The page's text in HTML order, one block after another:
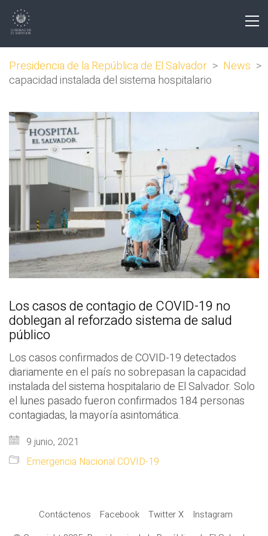
Presidencia de la República de El Salvador > News >
capacidad instalada del sistema hospitalario
Los casos de contagio de COVID-19 no
doblegan al reforzado sistema de salud
público
Los casos confirmados de COVID-19 detectados
diariamente en el país no sobrepasan la capacidad
instalada del sistema hospitalario de El Salvador. Solo
el lunes pasado fueron confirmados 184 personas
contagiadas, la mayoría asintomática.
9 junio, 2021
Emergencia Nacional COVID-19
Contáctenos Facebook Twitter X
Instagram